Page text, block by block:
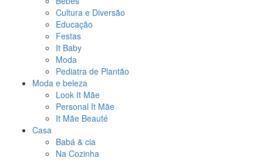
Cultura e Diversão
Educação
Festas
It Baby
Moda
Pediatra de Plantão
Moda e beleza
Look It Mãe
Personal It Mãe
It Mãe Beauté
Casa
Babá & cia
Na Cozinha